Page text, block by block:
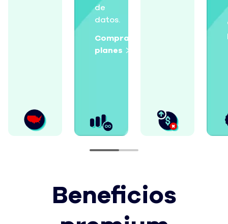
de
datos.
Compra
planes
Beneficios